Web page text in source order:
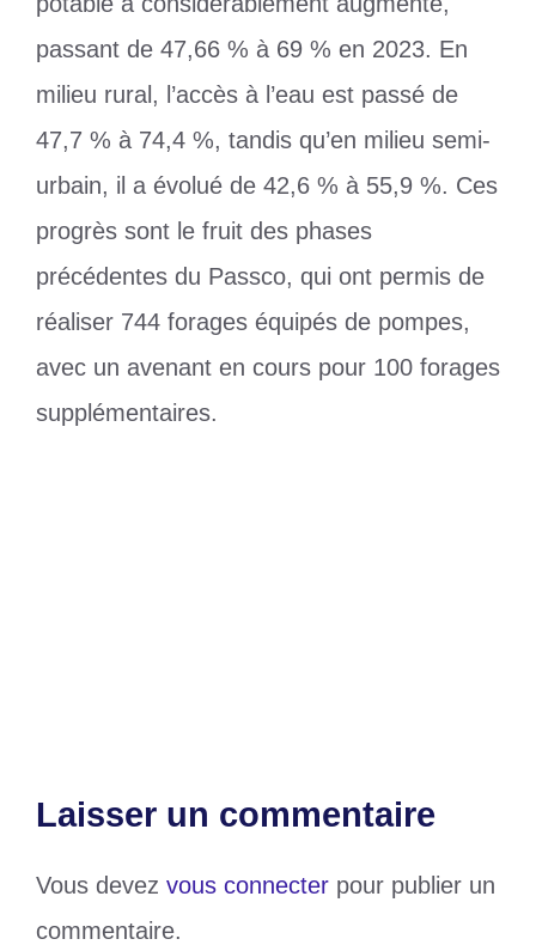
passant de 47,66 % à 69 % en 2023. En
milieu rural, l’accès à l’eau est passé de
47,7 % à 74,4 %, tandis qu’en milieu semi-
urbain, il a évolué de 42,6 % à 55,9 %. Ces
progrès sont le fruit des phases
précédentes du Passco, qui ont permis de
réaliser 744 forages équipés de pompes,
avec un avenant en cours pour 100 forages
supplémentaires.
Laisser un commentaire
Vous devez vous connecter pour publier un
commentaire.